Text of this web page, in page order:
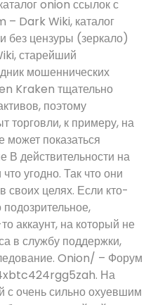
onion ссылок с
– Dark Wiki, каталог
без цензуры (зеркало)
старейший
мошеннических
Kraken тщательно
поэтому
торговли, к примеру, на
может показаться
В действительности на
угодно. Так что они
своих целях. Если кто-
аккаунт, на который не
в службу поддержки,
Onion/ – Форум
На
с очень сильно охуевшим